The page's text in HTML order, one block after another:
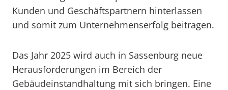
Kunden und Geschäftspartnern hinterlassen
und somit zum Unternehmenserfolg beitragen.
Das Jahr 2025 wird auch in Sassenburg neue
Herausforderungen im Bereich der
Gebäudeinstandhaltung mit sich bringen. Eine